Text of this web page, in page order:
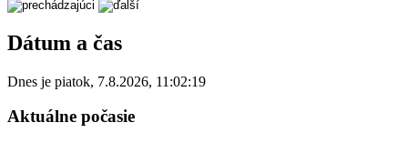
Dátum a čas
Dnes je piatok, 7.8.2026, 11:02:19
Aktuálne počasie